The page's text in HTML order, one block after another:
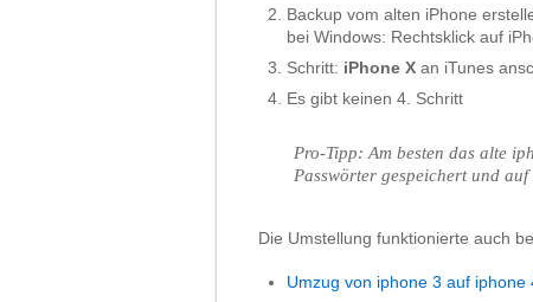
Backup vom alten iPhone
bei Windows: Rechtsklick auf
Schritt: iPhone X an iTunes
Es gibt keinen 4. Schritt
Pro-Tipp: Am besten das alte
Passwörter gespeichert und
Die Umstellung funktionierte auch
Umzug von iphone 3 auf iphone